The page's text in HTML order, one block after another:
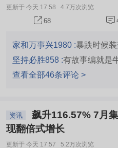
更新于 今天 17:58 4.7万次浏览
68
家和万事兴1980 :暴跌时候
坚持必胜858 :有故事编就是
查看全部46条评论 >
资讯
飙升116.57% 7月集成电路出口金额同比实
现翻倍式增长
更新于 今天 17:57 5.2万次浏览